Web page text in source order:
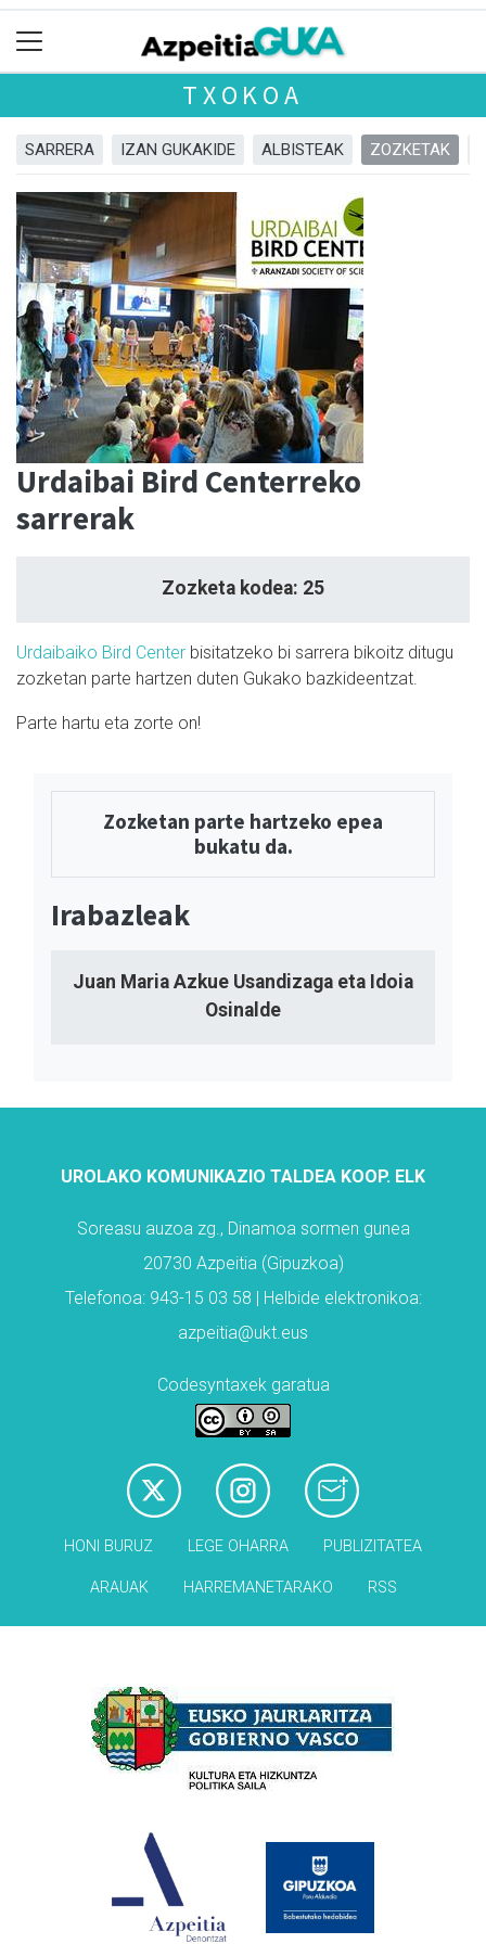
TXOKOA
SARRERA IZAN GUKAKIDE ALBISTEAK ZOZKETAK
Urdaibai Bird Centerreko
sarrerak
Zozketa kodea: 25
Urdaibaiko Bird Center bisitatzeko bi sarrera bikoitz ditugu
zozketan parte hartzen duten Gukako bazkideentzat.
Parte hartu eta zorte on!
Zozketan parte hartzeko epea
bukatu da.
Irabazleak
Juan Maria Azkue Usandizaga eta Idoia
Osinalde
UROLAKO KOMUNIKAZIO TALDEA KOOP. ELK
Soreasu auzoa zg., Dinamoa sormen gunea
20730 Azpeitia (Gipuzkoa)
Telefonoa: 943-15 03 58 | Helbide elektronikoa:
azpeitia@ukt.eus
Codesyntaxek garatua
HONI BURUZ LEGE OHARRA PUBLIZITATEA
ARAUAK HARREMANETARAKO RSS